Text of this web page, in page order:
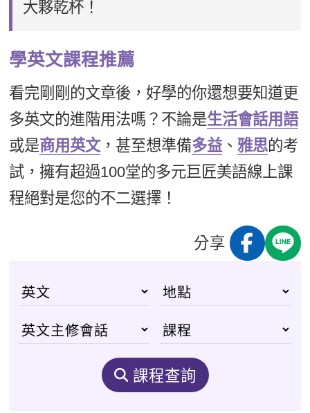
大夥乾杯！
學英文課程推薦
看完剛剛的文章後，好學的你還想要知道更
多英文的進階用法嗎？不論是生活會話用語
或是商用英文，甚至想準備多益 、雅思的考
試，擁有超過100堂的多元巨匠美語線上課
程絕對是您的不二選擇！
分享
課程查詢